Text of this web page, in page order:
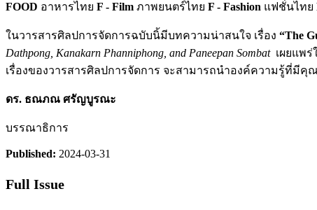
FOOD อาหารไทย F - Film ภาพยนตร์ไทย F - Fashion แฟชั่นไทย
ในวารสารศิลปการจัดการฉบับนิ้มีบทความน่าสนใจ เรื่อง “The
Dathpong, Kanakarn Phanniphong, and Paneepan Sombat เผยแพ
เรื่องของวารสารศิลปการจัดการ จะสามารถนำองค์ความรู้ที่มีคุ
ดร. ธณภณ ศรัญบูรณะ
บรรณาธิการ
Published: 2024-03-31
Full Issue